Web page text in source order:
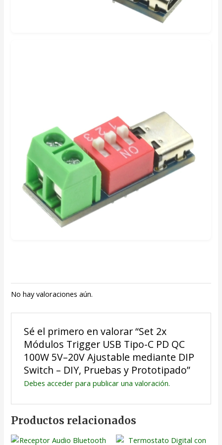
No hay valoraciones aún.
Sé el primero en valorar “Set 2x
Módulos Trigger USB Tipo-C PD QC
100W 5V–20V Ajustable mediante DIP
Switch – DIY, Pruebas y Prototipado”
Debes accederpara publicar una valoración.
Productos relacionados